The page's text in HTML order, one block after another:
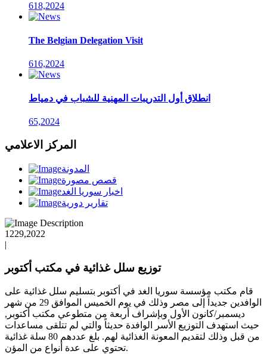
618,2024
The Belgian Delegation Visit
616,2024
انطلاق أول التدريبات المهنية للشباب في دمياط
65,2024
المركز الاعلامي
المدونة
قصص مصورة
اخبار سوريا الغد
تقارير دورية
1229,2022
|
توزيع سلل غذائية في مكتب أكتوبر
قام مكتب مؤسسة سوريا الغد في أكتوبر بتسليم سلل غذائية على
الوافدين جديداً إلى مصر وذلك في يوم الخميس الموافق 29 من شهر
ديسمبر/كانون الأول وبإشراف أربعة من متطوعي مكتب أكتوبر,
حيث استهدف التوزيع الأسر الوافدة حديثاً والتي لم تتلقى مساعدات
من قبل وذلك لتقديم المعونة الغذائية لهم. بلغ عددهم 80 سلة غذائية
تحتوي على عدة أنواع من المؤن.